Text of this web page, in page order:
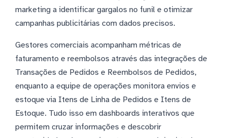
marketing a identificar gargalos no funil e otimizar
campanhas publicitárias com dados precisos.
Gestores comerciais acompanham métricas de
faturamento e reembolsos através das integrações de
Transações de Pedidos e Reembolsos de Pedidos,
enquanto a equipe de operações monitora envios e
estoque via Itens de Linha de Pedidos e Itens de
Estoque. Tudo isso em dashboards interativos que
permitem cruzar informações e descobrir